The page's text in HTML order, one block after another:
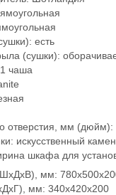
есть
(сушки):
чаша
отверстия, мм
искусственный
шкафа для
мм:
мм: 340х420х200